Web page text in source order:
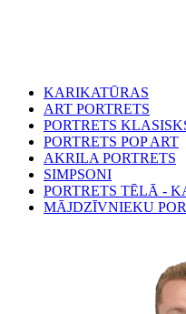
KARIKATŪRAS
ART PORTRETS
PORTRETS
PORTRETS POP ART
AKRILA PORTRETS
SIMPSONI
PORTRETS TĒLĀ -
MĀJDZĪVNIEKU